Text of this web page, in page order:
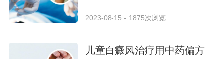
2023-08-15 1875次浏览
儿童白癜风治疗用中药偏方